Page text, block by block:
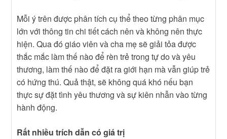
Mỗi ý trên được phân tích cụ thể theo từng phân mục
lớn với thông tin chi tiết cách nên và không nên thực
hiện. Qua đó giáo viên và cha mẹ sẽ giải tỏa được
thắc mắc làm thế nào để rèn trẻ trong tự do và yêu
thương, làm thế nào để đặt ra giới hạn mà vẫn giúp trẻ
có hứng thú. Quả thật, sẽ không quá khó nếu bạn
thực sự đặt tình yêu thương và sự kiên nhẫn vào từng
hành động.
Rất nhiều trích dẫn có giá trị